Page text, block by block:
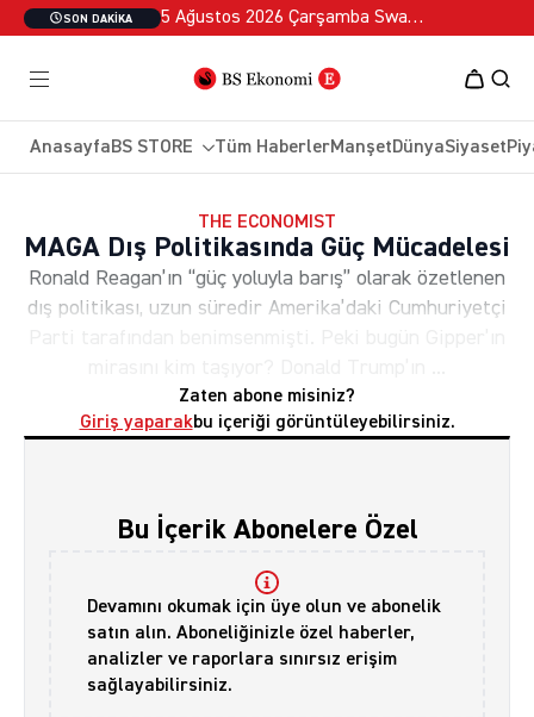
SON DAKIKA 5 Ağustos 2026 Çarşamba Swan Özel 2
AnasayfaBS STORE Tüm HaberlerManşetDünyaSiyaset
THE ECONOMIST
MAGA Dış Politikasında Güç Mücadelesi
Ronald Reagan’ın “güç yoluyla barış” olarak özetlenen
dış politikası, uzun süredir Amerika’daki Cumhuriyetçi
Zaten abone misiniz?
Giriş yaparakbu içeriği görüntüleyebilirsiniz.
Bu İçerik Abonelere Özel
Devamını okumak için üye olun ve abonelik
satın alın. Aboneliğinizle özel haberler,
analizler ve raporlara sınırsız erişim
sağlayabilirsiniz.